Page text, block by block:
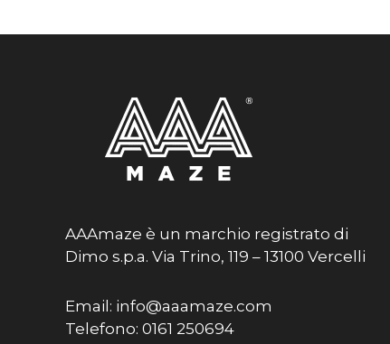
AAAmaze è un marchio registrato di
Dimo s.p.a. Via Trino, 119 – 13100 Vercelli
Email: info@aaamaze.com
Telefono: 0161 250694